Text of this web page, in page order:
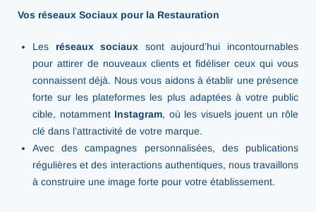
Vos réseaux Sociaux pour la Restauration
Les réseaux sociaux sont aujourd’hui incontournables
pour attirer de nouveaux clients et fidéliser ceux qui vous
connaissent déjà. Nous vous aidons à établir une présence
forte sur les plateformes les plus adaptées à votre public
cible, notamment Instagram, où les visuels jouent un rôle
clé dans l’attractivité de votre marque.
Avec des campagnes personnalisées, des publications
régulières et des interactions authentiques, nous travaillons
à construire une image forte pour votre établissement.